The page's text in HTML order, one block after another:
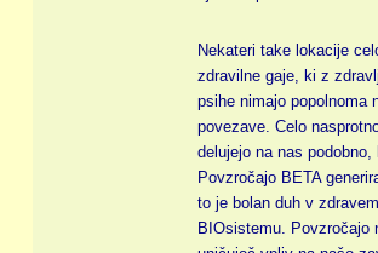
Nekateri take lokacije
zdravilne gaje, ki z
psihe nimajo popolnoma
povezave. Celo
delujejo na nas podobno,
Povzročajo BETA
to je bolan duh v
BIOsistemu. Povzročajo